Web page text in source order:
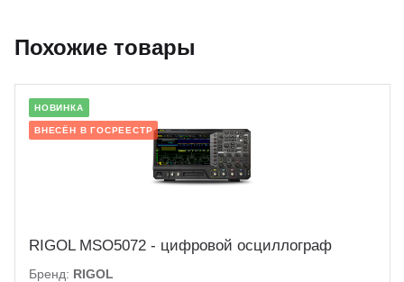
Похожие товары
НОВИНКА
ВНЕСЁН В ГОСРЕЕСТР
RIGOL MSO5072 - цифровой осциллограф
Бренд: RIGOL